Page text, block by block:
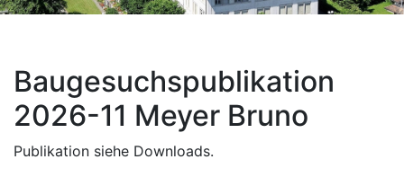
Baugesuchspublikation
2026-11 Meyer Bruno
Publikation siehe Downloads.